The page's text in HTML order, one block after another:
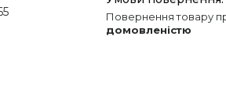
повернення товару
домовленістю